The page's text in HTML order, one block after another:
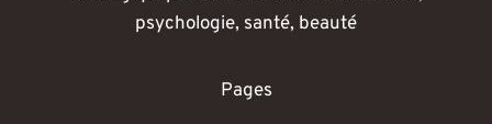
psychologie, santé, beauté
Pages